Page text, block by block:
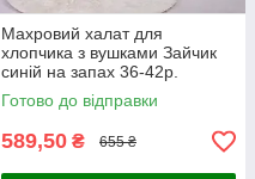
Махровий халат для
хлопчика з вушками Зайчик
синій на запах 36-42р.
Готово до відправки
589,50 ₴ 655 ₴